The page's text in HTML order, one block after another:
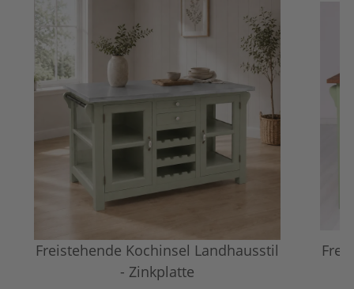
Freistehende Kochinsel Landhausstil
- Zinkplatte